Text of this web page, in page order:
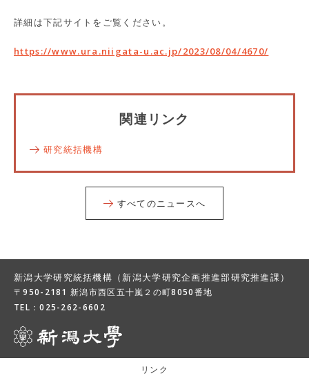
詳細は下記サイトをご覧ください。
https://www.ura.niigata-u.ac.jp/2023/08/04/4670/
関連リンク
研究統括機構
すべてのニュースへ
新潟大学研究統括機構（新潟大学研究企画推進部研究推進課）
〒950-2181 新潟市西区五十嵐２の町8050番地
TEL：025-262-6602
リンク